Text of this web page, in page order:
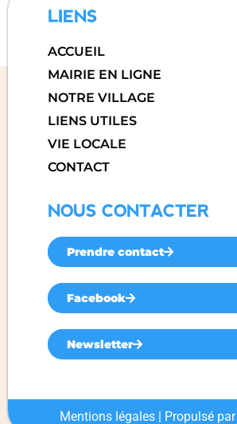
LIENS
ACCUEIL
MAIRIE EN LIGNE
NOTRE VILLAGE
LIENS UTILES
VIE LOCALE
CONTACT
NOUS CONTACTER
Prendre contact
Facebook
Newsletter
Mentions légales| Propulsé par